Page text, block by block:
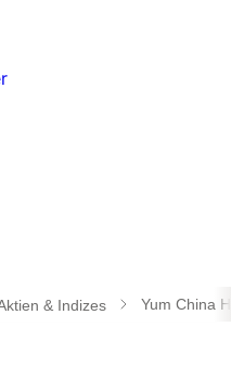
& Indizes Yum China